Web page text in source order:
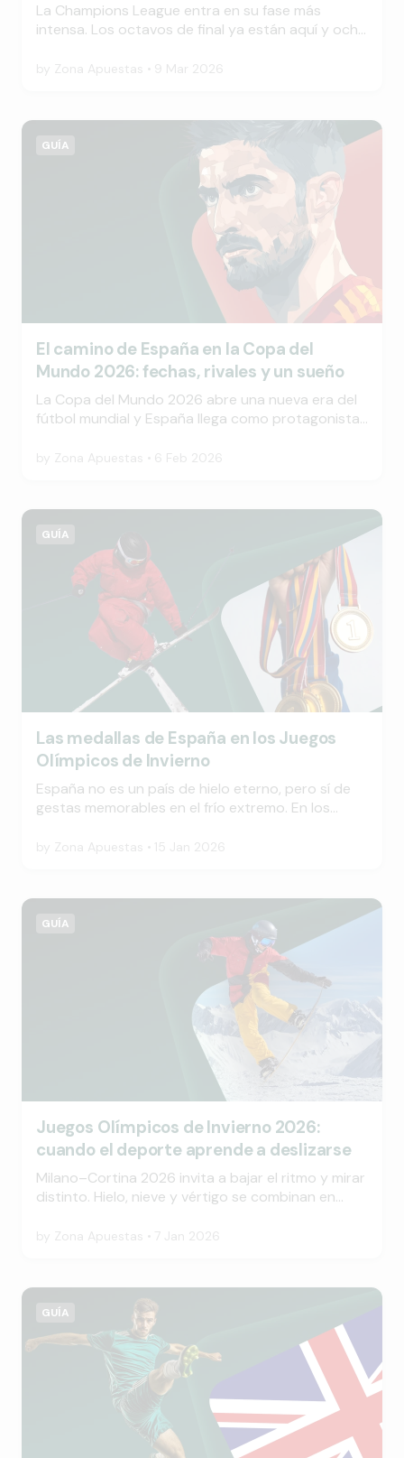
La Champions League entra en su fase más
intensa. Los octavos de final ya están aquí y ocho
del continente. Grandes favoritos, sorpresas de la
de esta temporada.
by Zona Apuestas 9 Mar 2026
GUÍA
El camino de España en la Copa del
Mundo 2026: fechas, rivales y un sueño
La Copa del Mundo 2026 abre una nueva era del
fútbol mundial y España llega como protagonista.
ambición marcan el inicio de un torneo que
by Zona Apuestas 6 Feb 2026
GUÍA
Las medallas de España en los Juegos
Olímpicos de Invierno
España no es un país de hielo eterno, pero sí de
gestas memorables en el frío extremo. En los
española cuenta una historia de esfuerzo, fuerza
by Zona Apuestas 15 Jan 2026
GUÍA
Juegos Olímpicos de Invierno 2026:
cuando el deporte aprende a deslizarse
Milano–Cortina 2026 invita a bajar el ritmo y mirar
distinto. Hielo, nieve y vértigo se combinan en
la tradición y la aventura de descubrir deportes
by Zona Apuestas 7 Jan 2026
GUÍA